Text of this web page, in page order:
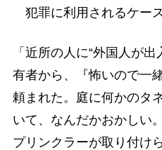
犯罪に利用されるケース
「近所の人に“外国人が
有者から、『怖いので一
頼まれた。庭に何かのタ
いて、なんだかおかしい
プリンクラーが取り付け